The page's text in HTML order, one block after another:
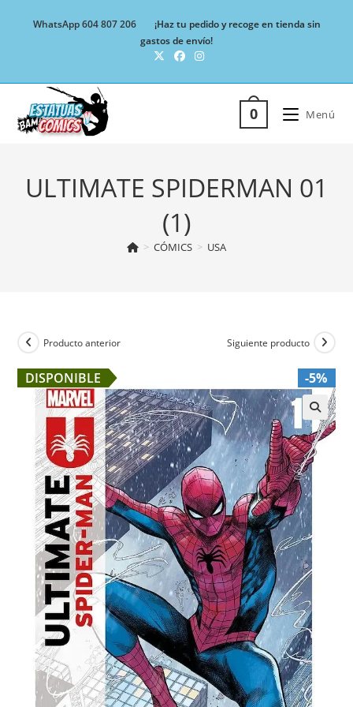
WhatsApp 604 807 206
¡Haz tu pedido y recoge en tienda sin
gastos de envío!
0 Menú
ULTIMATE SPIDERMAN 01
(1)
> CÓMICS > USA
Producto anterior Siguiente producto
🔍
DISPONIBLE -5%